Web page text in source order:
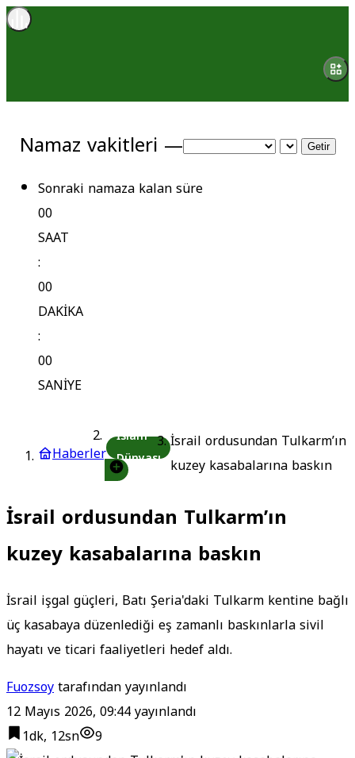
Namaz vakitleri — Getir
Sonraki namaza kalan süre
00
SAAT
:
00
DAKİKA
:
00
SANİYE
Haberler
İslam
Dünyası
İsrail ordusundan Tulkarm’ın
kuzey kasabalarına baskın
İsrail ordusundan Tulkarm’ın
kuzey kasabalarına baskın
İsrail işgal güçleri, Batı Şeria'daki Tulkarm kentine bağlı
üç kasabaya düzenlediği eş zamanlı baskınlarla sivil
hayatı ve ticari faaliyetleri hedef aldı.
Fuozsoytarafından yayınlandı
12 Mayıs 2026, 09:44yayınlandı
1dk, 12sn
9